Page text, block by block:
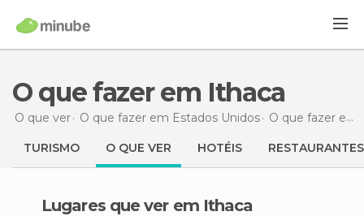
O que fazer em Ithaca
O que ver O que fazer em Estados Unidos O que fazer em Nova York
TURISMO O QUE VER HOTÉIS RESTAURANTES
Lugares que ver em Ithaca